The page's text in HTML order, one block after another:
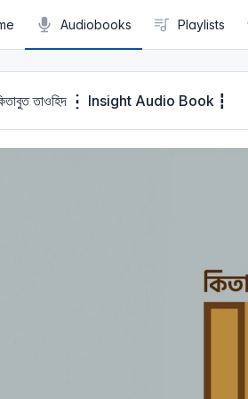
Audiobooks Playlists
তাওহিদ ┇ Insight Audio Book ┇